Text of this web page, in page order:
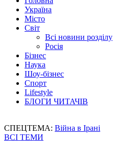
Україна
Місто
Світ
Всі новини розділу
Росія
Бізнес
Наука
Шоу-бізнес
Спорт
Lifestyle
БЛОГИ ЧИТАЧІВ
СПЕЦТЕМА: Війна в Ірані
ВСІ ТЕМИ